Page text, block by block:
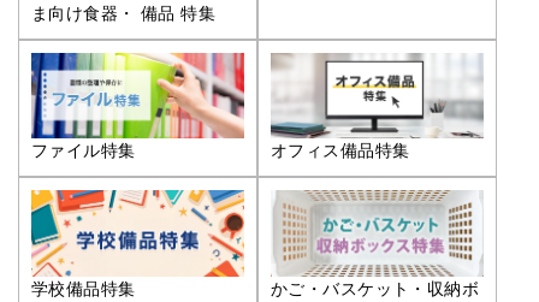
ま向け食器・ 備品 特集
ファイル特集 オフィス備品特集
学校備品特集
かご・バスケット・収納ボ